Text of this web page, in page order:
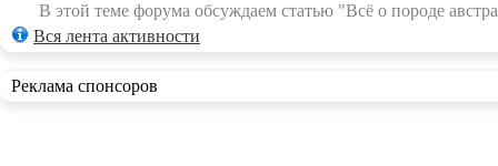
В этой теме форума обсуждаем статью "Всё о породе
Вся лента активности
Реклама спонсоров